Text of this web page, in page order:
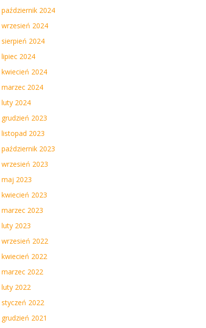
październik 2024
wrzesień 2024
sierpień 2024
lipiec 2024
kwiecień 2024
marzec 2024
luty 2024
grudzień 2023
listopad 2023
październik 2023
wrzesień 2023
maj 2023
kwiecień 2023
marzec 2023
luty 2023
wrzesień 2022
kwiecień 2022
marzec 2022
luty 2022
styczeń 2022
grudzień 2021